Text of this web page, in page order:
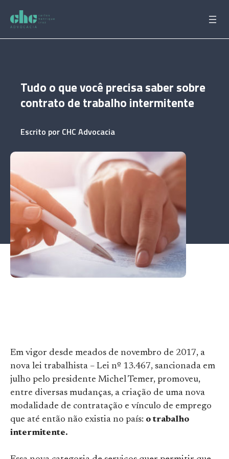
para
conteúdo
Tudo o que você precisa saber sobre
contrato de trabalho intermitente
Escrito por CHC Advocacia
Em vigor desde meados de novembro de 2017, a
nova lei trabalhista – Lei nº 13.467, sancionada em
julho pelo presidente Michel Temer, promoveu,
entre diversas mudanças, a criação de uma nova
modalidade de contratação e vínculo de emprego
que até então não existia no país: o trabalho
intermitente.